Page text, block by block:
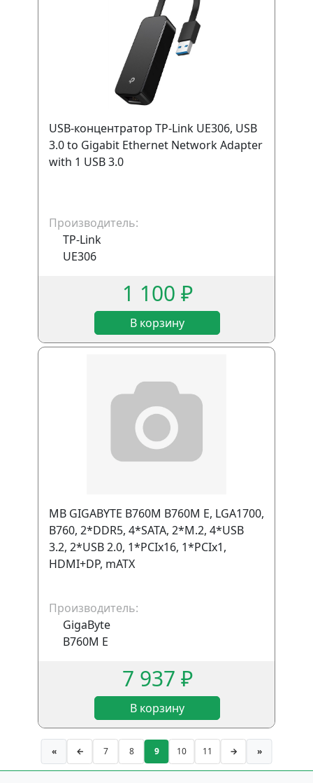
USB-концентратор TP-Link UE306, USB
3.0 to Gigabit Ethernet Network Adapter
with 1 USB 3.0
Производитель:
TP-Link
UE306
1 100 ₽
В корзину
MB GIGABYTE B760M B760M E, LGA1700,
B760, 2*DDR5, 4*SATA, 2*M.2, 4*USB
3.2, 2*USB 2.0, 1*PCIx16, 1*PCIx1,
HDMI+DP, mATX
Производитель:
GigaByte
B760M E
7 937 ₽
В корзину
« ← 7 8 9 10 11 → »